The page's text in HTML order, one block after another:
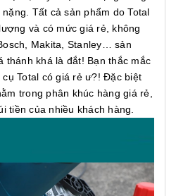
Tất cả sản phẩm do Total
và có mức giá rẻ, không
Makita, Stanley… sản
thánh khá là đắt! Bạn thắc mắc
Total có giá rẻ ư?! Đặc biệt
trong phân khúc hàng giá rẻ,
tiền của nhiều khách hàng.